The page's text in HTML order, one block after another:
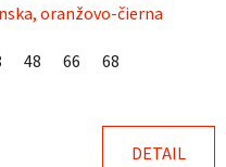
oranžovo-čierna
48 66 68
DETAIL